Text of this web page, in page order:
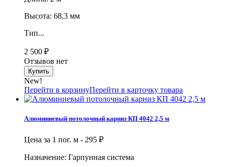
Высота: 68,3 мм
Тип...
2 500 ₽
Отзывов нет
New!
Перейти в корзинуПерейти в карточку товара
Алюминиевый потолочный карниз КП 4042 2,5 м
Цена за 1 пог. м - 295 ₽
Назначение: Гарпунная система